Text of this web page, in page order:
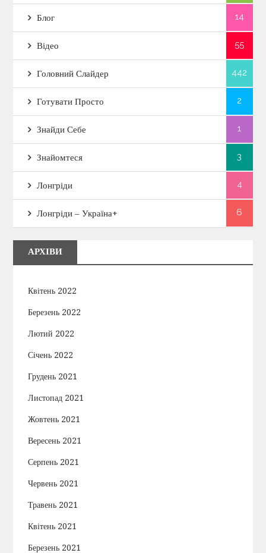
Блог 14
Відео 55
Головний Слайдер 442
Готувати Просто 2
Знайди Себе 1
Знайомтеся 3
Лонгріди 4
Лонгріди – Україна+ 6
АРХІВИ
Квітень 2022
Березень 2022
Лютий 2022
Січень 2022
Грудень 2021
Листопад 2021
Жовтень 2021
Вересень 2021
Серпень 2021
Червень 2021
Травень 2021
Квітень 2021
Березень 2021